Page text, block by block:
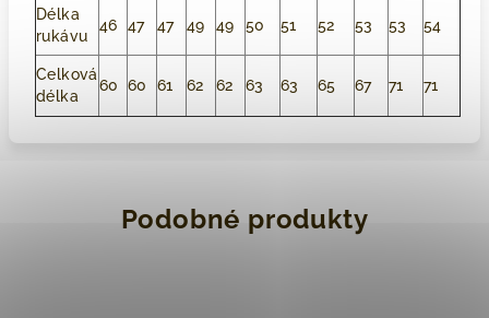
Délka
rukávu
46 47 47 49 49 50 51 52 53 53 54
Celková
délka
60 60 61 62 62 63 63 65 67 71 71
Podobné produkty